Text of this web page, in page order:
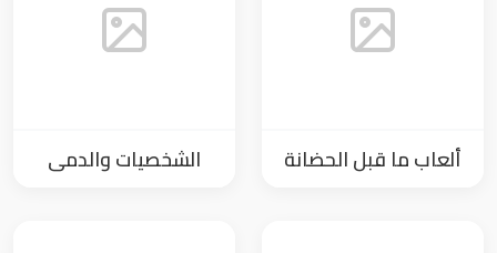
ألعاب ما قبل الحضانة الشخصيات والدمى